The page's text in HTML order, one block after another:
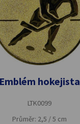
hokejista
LTK0099
Průměr: 2,5 / 5 cm